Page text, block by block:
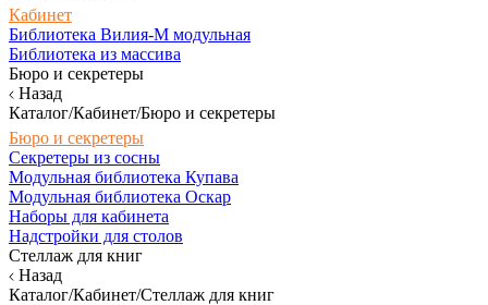
Кабинет
Библиотека Вилия-М модульная
Библиотека из массива
Бюро и секретеры
Назад
Каталог/Кабинет/Бюро и секретеры
Бюро и секретеры
Секретеры из сосны
Модульная библиотека Купава
Модульная библиотека Оскар
Наборы для кабинета
Надстройки для столов
Стеллаж для книг
Назад
Каталог/Кабинет/Стеллаж для книг